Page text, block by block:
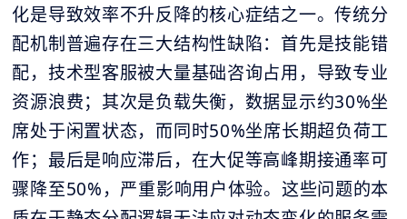
化是导致效率不升反降的核心症结之一。传统分
配机制普遍存在三大结构性缺陷：首先是技能错
配，技术型客服被大量基础咨询占用，导致专业
资源浪费；其次是负载失衡，数据显示约30%坐
席处于闲置状态，而同时50%坐席长期超负荷工
作；最后是响应滞后，在大促等高峰期接通率可
骤降至50%，严重影响用户体验。这些问题的本